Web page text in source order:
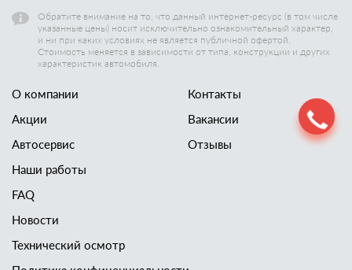
Обратите внимание на то, что данный интернет-ресурс (в том числе
указанные цены) носит исключительно ознакомительный характер,
и ни при каких условиях не является публичной офертой.
Стоимость меняется в зависимости от типа, конструкции и других
характеристик автомобиля.
О компании
Акции
Автосервис
Наши работы
Контакты
Вакансии
Отзывы
FAQ
Новости
Технический осмотр